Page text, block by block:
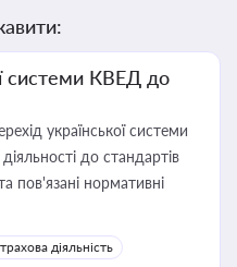
системи КВЕД до
української системи
діяльності до стандартів
пов'язані нормативні
діяльність